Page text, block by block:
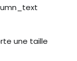
une taille